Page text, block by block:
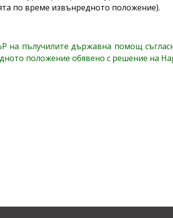
по време извънредното положение).
на пълучилите държавна помощ
положение обявено с решение на